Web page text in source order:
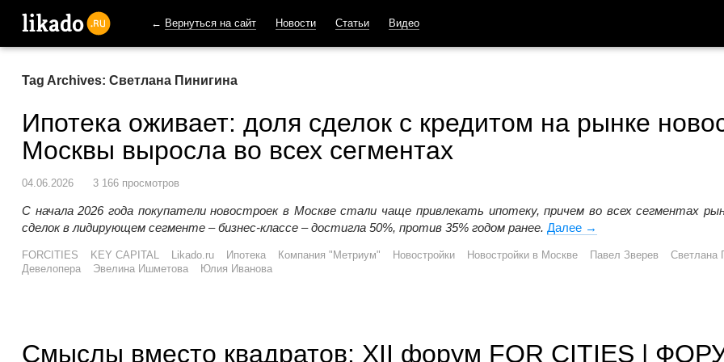
← Вернуться на сайт Новости Статьи Видео
Tag Archives: Светлана Пинигина
Ипотека оживает: доля сделок с кредитом на рынке
Москвы выросла во всех сегментах
04.06.2026 3 166 просмотров
С начала 2026 года покупатели новостроек в Москве стали чаще привлекать ипотеку, причем во всех сегментах
сделок в лидирующем сегменте – бизнес-классе – достигла 50%, против 35% годом ранее. Далее Ипотека оживает: доля
→
FORCITIES KEY CAPITAL Likado.ru Ипотека Компания "Метриум" Новостройки Новостройки в Москве Павел Зверев Светлана
Девелопера
Эвелина Ишметова Юлия Иванова
Смыслы вместо квадратов: XII форум FOR CITIES |